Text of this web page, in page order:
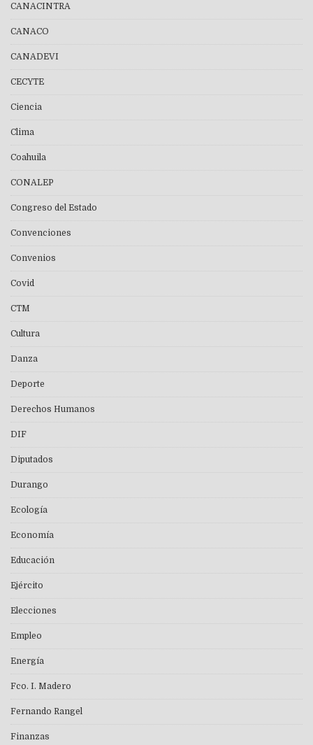
CANACINTRA
CANACO
CANADEVI
CECYTE
Ciencia
Clima
Coahuila
CONALEP
Congreso del Estado
Convenciones
Convenios
Covid
CTM
Cultura
Danza
Deporte
Derechos Humanos
DIF
Diputados
Durango
Ecología
Economía
Educación
Ejército
Elecciones
Empleo
Energía
Fco. I. Madero
Fernando Rangel
Finanzas